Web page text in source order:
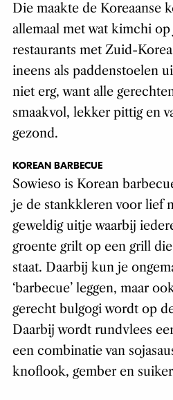
Die maakte de Koreaanse
allemaal met wat kimchi
restaurants met Zuid-
ineens als paddenstoelen
niet erg, want alle
smaakvol, lekker pittig en
gezond.
KOREAN BARBECUE
Sowieso is Korean
je de stankkleren voor lief
geweldig uitje waarbij
groente grilt op een grill
staat. Daarbij kun je
‘barbecue’ leggen, maar
gerecht bulgogi wordt op
Daarbij wordt rundvlees
een combinatie van
knoflook, gember en